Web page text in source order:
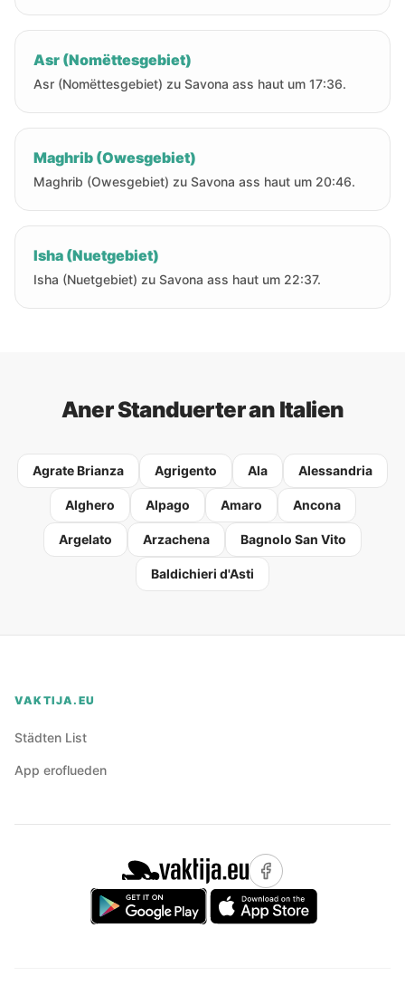
Asr (Nomëttesgebiet)
Asr (Nomëttesgebiet) zu Savona ass haut um 17:36.
Maghrib (Owesgebiet)
Maghrib (Owesgebiet) zu Savona ass haut um 20:46.
Isha (Nuetgebiet)
Isha (Nuetgebiet) zu Savona ass haut um 22:37.
Aner Standuerter an Italien
Agrate Brianza Agrigento Ala Alessandria
Alghero Alpago Amaro Ancona
Argelato Arzachena Bagnolo San Vito
Baldichieri d'Asti
VAKTIJA.EU
Städten List
App eroflueden